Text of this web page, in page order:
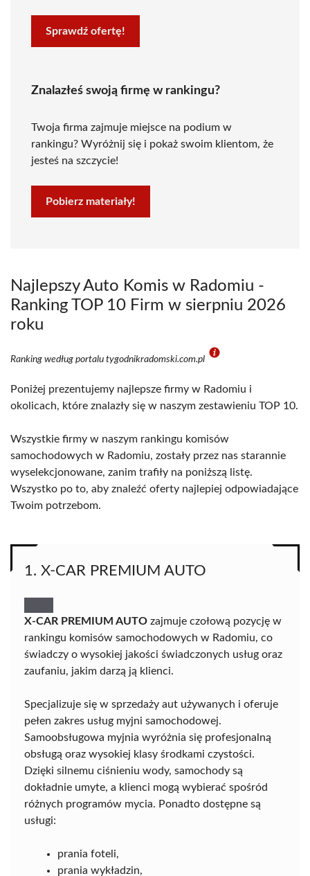
Sprawdź ofertę!
Znalazłeś swoją firmę w rankingu?
Twoja firma zajmuje miejsce na podium w
rankingu? Wyróżnij się i pokaż swoim klientom, że
jesteś na szczycie!
Pobierz materiały!
Najlepszy Auto Komis w Radomiu -
Ranking TOP 10 Firm w sierpniu 2026
roku
Ranking według portalu tygodnikradomski.com.pl
Poniżej prezentujemy najlepsze firmy w Radomiu i
okolicach, które znalazły się w naszym zestawieniu TOP 10.
Wszystkie firmy w naszym rankingu komisów
samochodowych w Radomiu, zostały przez nas starannie
wyselekcjonowane, zanim trafiły na poniższą listę.
Wszystko po to, aby znaleźć oferty najlepiej odpowiadające
Twoim potrzebom.
1. X-CAR PREMIUM AUTO
X-CAR PREMIUM AUTO zajmuje czołową pozycję w
rankingu komisów samochodowych w Radomiu, co
świadczy o wysokiej jakości świadczonych usług oraz
zaufaniu, jakim darzą ją klienci.
Specjalizuje się w sprzedaży aut używanych i oferuje
pełen zakres usług myjni samochodowej.
Samoobsługowa myjnia wyróżnia się profesjonalną
obsługą oraz wysokiej klasy środkami czystości.
Dzięki silnemu ciśnieniu wody, samochody są
dokładnie umyte, a klienci mogą wybierać spośród
różnych programów mycia. Ponadto dostępne są
usługi:
prania foteli,
prania wykładzin,